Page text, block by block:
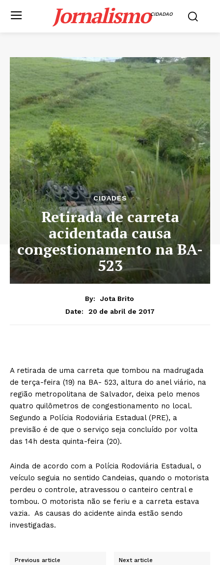
JornalismoCIDADAO
CIDADES
Retirada de carreta
acidentada causa
congestionamento na BA-
523
By:
Jota Brito
Date:
20 de abril de 2017
A retirada de uma carreta que tombou na madrugada
de terça-feira (19) na BA- 523, altura do anel viário, na
região metropolitana de Salvador, deixa pelo menos
quatro quilômetros de congestionamento no local.
Segundo a Polícia Rodoviária Estadual (PRE), a
previsão é de que o serviço seja concluído por volta
das 14h desta quinta-feira (20).
Ainda de acordo com a Polícia Rodoviária Estadual, o
veículo seguia no sentido Candeias, quando o motorista
perdeu o controle, atravessou o canteiro central e
tombou. O motorista não se feriu e a carreta estava
vazia. As causas do acidente ainda estão sendo
investigadas.
Previous article Next article